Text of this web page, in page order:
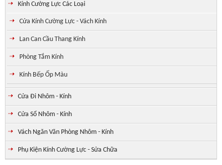
Kính Cường Lực Các Loại
Cửa Kính Cường Lực - Vách Kính
Lan Can Cầu Thang Kính
Phòng Tắm Kính
Kính Bếp Ốp Màu
Cửa Đi Nhôm - Kính
Cửa Sổ Nhôm - Kính
Vách Ngăn Văn Phòng Nhôm - Kính
Phụ Kiện Kính Cường Lực - Sửa Chữa